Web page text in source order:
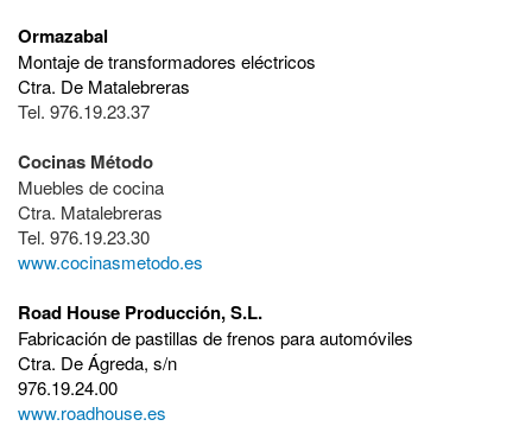
Ormazabal
Montaje de transformadores eléctricos
Ctra. De Matalebreras
Tel. 976.19.23.37
Cocinas Método
Muebles de cocina
Ctra. Matalebreras
Tel. 976.19.23.30
www.cocinasmetodo.es
Road House Producción, S.L.
Fabricación de pastillas de frenos para automóviles
Ctra. De Ágreda, s/n
976.19.24.00
www.roadhouse.es